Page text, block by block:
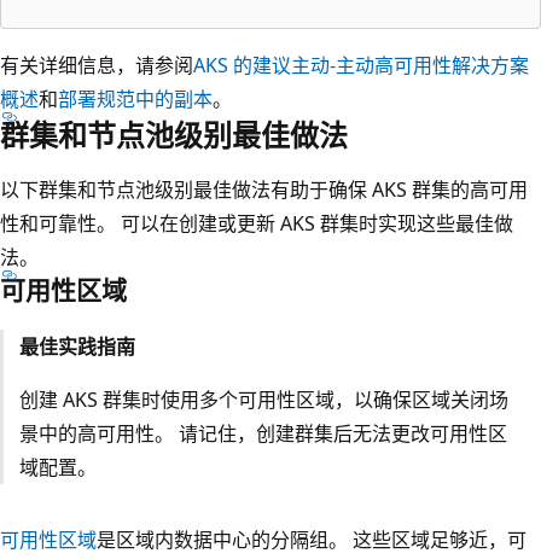
有关详细信息，请参阅AKS 的建议主动-主动高可用性解决方案
概述和部署规范中的副本。
群集和节点池级别最佳做法
以下群集和节点池级别最佳做法有助于确保 AKS 群集的高可用
性和可靠性。 可以在创建或更新 AKS 群集时实现这些最佳做
法。
可用性区域
最佳实践指南
创建 AKS 群集时使用多个可用性区域，以确保区域关闭场
景中的高可用性。 请记住，创建群集后无法更改可用性区
域配置。
可用性区域是区域内数据中心的分隔组。 这些区域足够近，可